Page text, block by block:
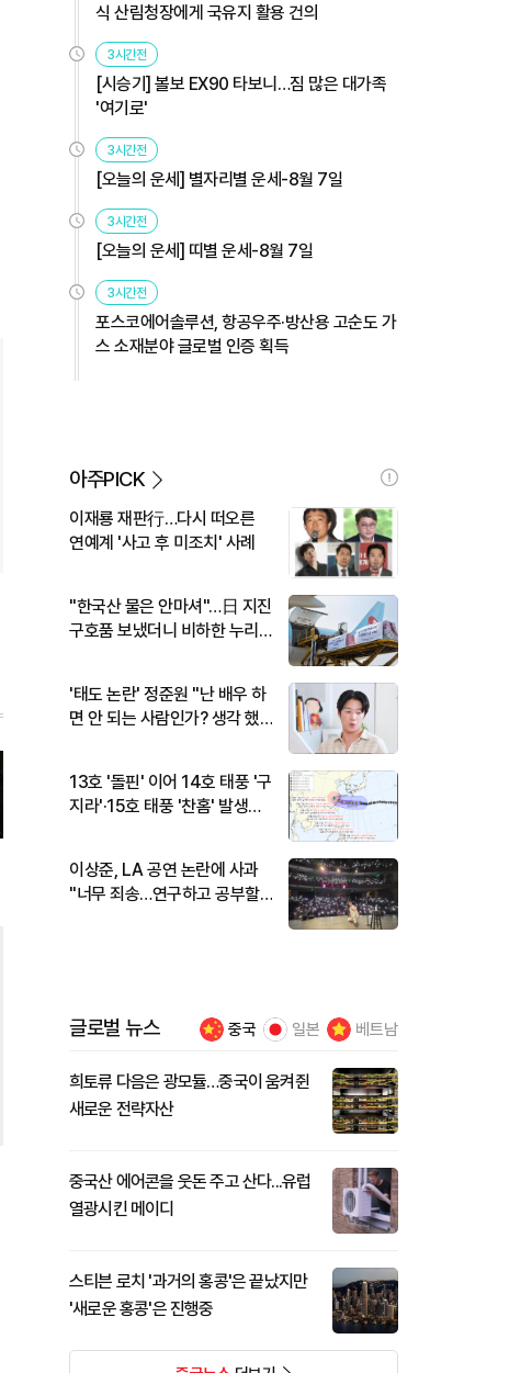
식 산림청장에게 국유지 활용 건의
3시간전
[시승기] 볼보 EX90 타보니…짐 많은 대가족
'여기로'
3시간전
[오늘의 운세] 별자리별 운세-8월 7일
3시간전
[오늘의 운세] 띠별 운세-8월 7일
3시간전
포스코에어솔루션, 항공우주·방산용 고순도 가
스 소재분야 글로벌 인증 획득
아주PICK
이재룡 재판行…다시 떠오른
연예계 '사고 후 미조치' 사례
"한국산 물은 안마셔"…日 지진
구호품 보냈더니 비하한 누리
'태도 논란' 정준원 "난 배우 하
면 안 되는 사람인가? 생각 했
13호 '돌핀' 이어 14호 태풍 '구
지라'·15호 태풍 '찬홈' 발생…
이상준, LA 공연 논란에 사과
"너무 죄송…연구하고 공부할
글로벌 뉴스 중국 일본 베트남
희토류 다음은 광모듈…중국이 움켜쥔
새로운 전략자산
중국산 에어콘을 웃돈 주고 산다...유럽
열광시킨 메이디
스티븐 로치 '과거의 홍콩'은 끝났지만
'새로운 홍콩'은 진행중